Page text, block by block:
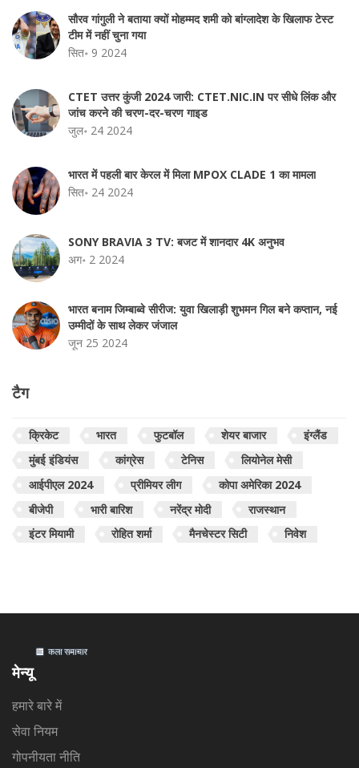
सौरव गांगुली ने बताया क्यों मोहम्मद शमी को बांग्लादेश के खिलाफ टेस्ट
टीम में नहीं चुना गया
सित॰ 9 2024
CTET उत्तर कुंजी 2024 जारी: CTET.NIC.IN पर सीधे लिंक और
जांच करने की चरण-दर-चरण गाइड
जुल॰ 24 2024
भारत में पहली बार केरल में मिला MPOX CLADE 1 का मामला
सित॰ 24 2024
SONY BRAVIA 3 TV: बजट में शानदार 4K अनुभव
अग॰ 2 2024
भारत बनाम जिम्बाब्वे सीरीज: युवा खिलाड़ी शुभमन गिल बने कप्तान, नई
उम्मीदों के साथ लेकर जंजाल
जून 25 2024
टैग
क्रिकेट भारत फुटबॉल शेयर बाजार
इंग्लैंड
मुंबई इंडियंस
कांग्रेस टेनिस
लियोनेल मेसी
आईपीएल 2024
प्रीमियर लीग
कोपा अमेरिका 2024
बीजेपी
भारी बारिश नरेंद्र मोदी
राजस्थान
इंटर मियामी
रोहित शर्मा मैनचेस्टर सिटी निवेश
मेन्यू
हमारे बारे में
सेवा नियम
गोपनीयता नीति